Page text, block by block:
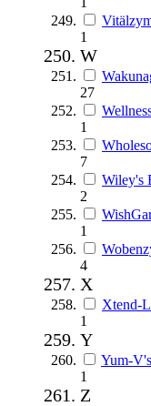
1
W
27
1
7
Wiley's
2
1
4
X
Xtend-
1
Y
Yum-V's
1
Z